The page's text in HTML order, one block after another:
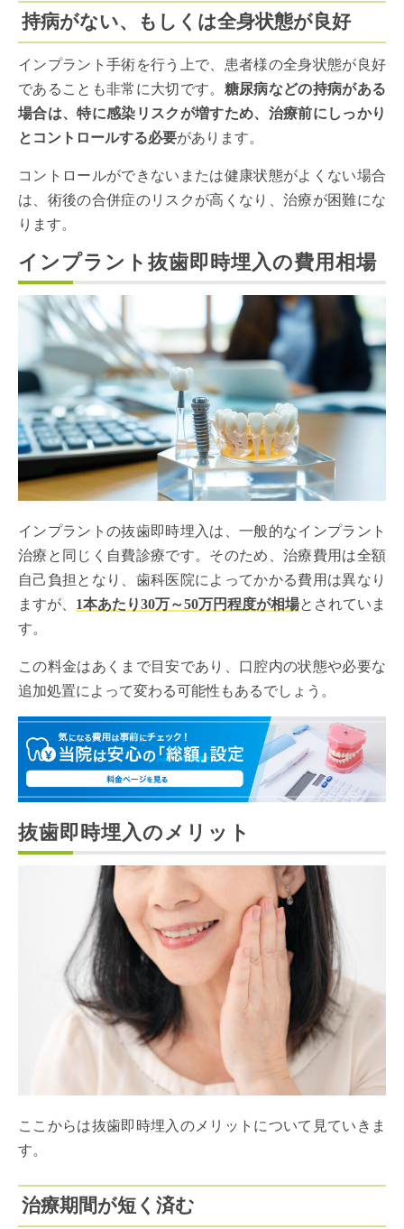
持病がない、もしくは全身状態が良好
インプラント手術を行う上で、患者様の全身状態が良好
であることも非常に大切です。 糖尿病などの持病がある
場合は、特に感染リスクが増すため、治療前にしっかり
とコントロールする必要があります。
コントロールができないまたは健康状態がよくない場合
は、術後の合併症のリスクが高くなり、治療が困難にな
ります。
インプラント抜歯即時埋入の費用相場
インプラントの抜歯即時埋入は、一般的なインプラント
治療と同じく自費診療です。そのため、治療費用は全額
自己負担となり、歯科医院によってかかる費用は異なり
ますが、 1本あたり30万～50万円程度が相場とされていま
す。
この料金はあくまで目安であり、口腔内の状態や必要な
追加処置によって変わる可能性もあるでしょう。
抜歯即時埋入のメリット
ここからは抜歯即時埋入のメリットについて見ていきま
す。
治療期間が短く済む